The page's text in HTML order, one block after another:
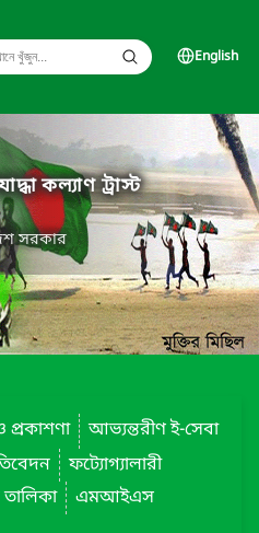
English
কল্যাণ ট্রাস্ট
সরকার
প্রকাশণা
আভ্যন্তরীণ ই-সেবা
ফট্যোগ্যালারী
এমআইএস